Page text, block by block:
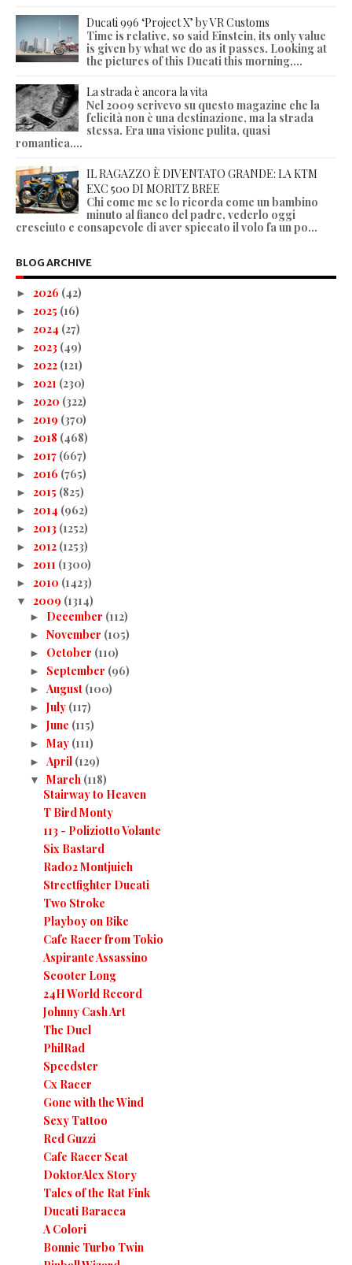
Ducati 996 ‘Project X’ by VR Customs
Time is relative, so said Einstein, its only value
is given by what we do as it passes. Looking at
the pictures of this Ducati this morning,...
La strada è ancora la vita
Nel 2009 scrivevo su questo magazine che la
felicità non è una destinazione, ma la strada
stessa. Era una visione pulita, quasi
romantica....
IL RAGAZZO È DIVENTATO GRANDE: LA KTM
EXC 500 DI MORITZ BREE
Chi come me se lo ricorda come un bambino
minuto al fianco del padre, vederlo oggi
cresciuto e consapevole di aver spiccato il volo fa un po...
BLOG ARCHIVE
► 2026 (42)
► 2025 (16)
► 2024 (27)
► 2023 (49)
► 2022 (121)
► 2021 (230)
► 2020 (322)
► 2019 (370)
► 2018 (468)
► 2017 (667)
► 2016 (765)
► 2015 (825)
► 2014 (962)
► 2013 (1252)
► 2012 (1253)
► 2011 (1300)
► 2010 (1423)
▼ 2009 (1314)
► December (112)
► November (105)
► October (110)
► September (96)
► August (100)
► July (117)
► June (115)
► May (111)
► April (129)
▼ March (118)
Stairway to Heaven
T Bird Monty
113 - Poliziotto Volante
Six Bastard
Rad02 Montjuich
Streetfighter Ducati
Two Stroke
Playboy on Bike
Cafe Racer from Tokio
Aspirante Assassino
Scooter Long
24H World Record
Johnny Cash Art
The Duel
PhilRad
Speedster
Cx Racer
Gone with the Wind
Sexy Tattoo
Red Guzzi
Cafe Racer Seat
DoktorAlex Story
Tales of the Rat Fink
Ducati Baracca
A Colori
Bonnie Turbo Twin